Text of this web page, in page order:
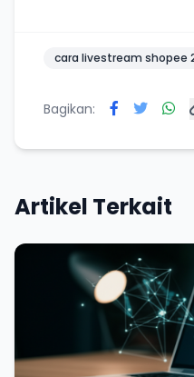
cara livestream shopee
Bagikan:
Artikel Terkait